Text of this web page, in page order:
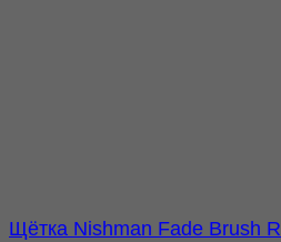
Щётка Nishman Fade Brush R